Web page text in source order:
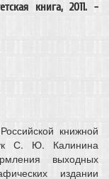
книга, 2011. -
книжной
С. Ю. Калинина
выходных
издании